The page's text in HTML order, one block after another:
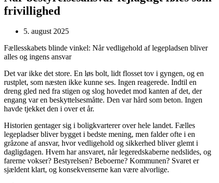
frivillighed
5. august 2025
Fællesskabets blinde vinkel: Når vedligehold af legepladsen bliver
alles og ingens ansvar
Det var ikke det store. En løs bolt, lidt flosset tov i gyngen, og en
rustplet, som næsten ikke kunne ses. Ingen reagerede. Indtil en
dreng gled ned fra stigen og slog hovedet mod kanten af det, der
engang var en beskyttelsesmåtte. Den var hård som beton. Ingen
havde tjekket den i over et år.
Historien gentager sig i boligkvarterer over hele landet. Fælles
legepladser bliver bygget i bedste mening, men falder ofte i en
gråzone af ansvar, hvor vedligehold og sikkerhed bliver glemt i
dagligdagen. Hvem har ansvaret, når legeredskaberne nedslides, og
farerne vokser? Bestyrelsen? Beboerne? Kommunen? Svaret er
sjældent klart, og konsekvenserne kan være alvorlige.